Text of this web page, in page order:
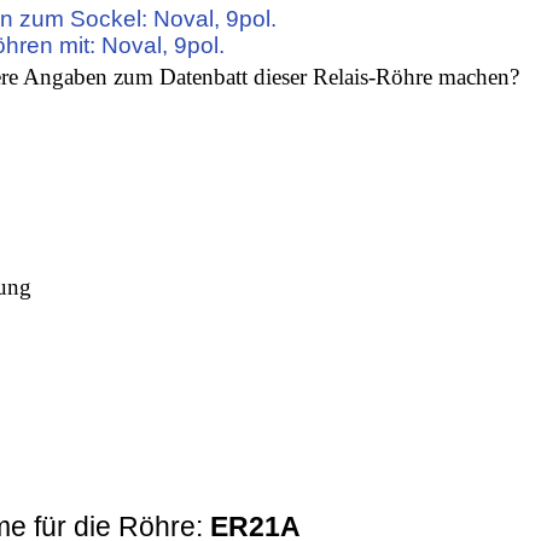
zum Sockel: Noval, 9pol.
mit: Noval, 9pol.
Angaben zum Datenbatt dieser Relais-Röhre machen?
für die Röhre: ER21A